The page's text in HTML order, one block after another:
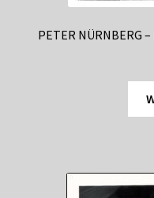
PETER NÜRNBERG